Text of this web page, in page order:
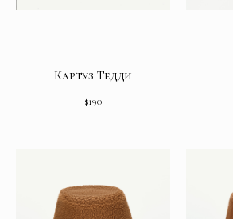
Картуз Тедди
$190